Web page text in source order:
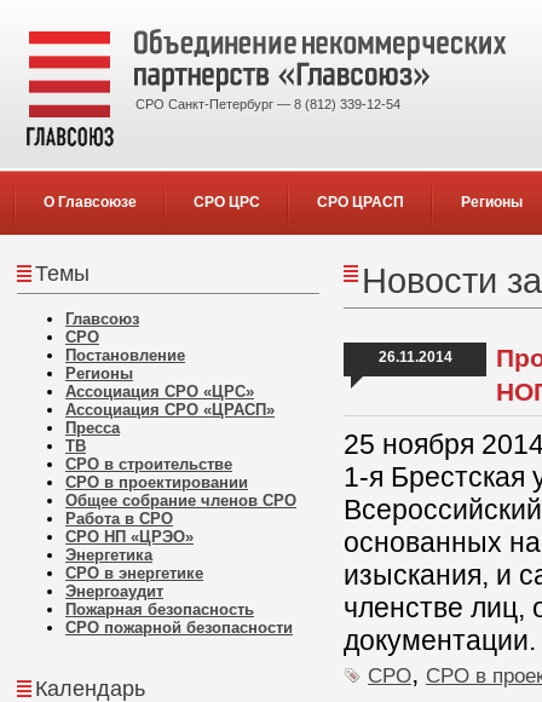
СРО Санкт-Петербург — 8 (812) 339-12-54
О Главсоюзе СРО ЦРС СРО ЦРАСП Регионы
Темы
Главсоюз
СРО
Постановление
Регионы
Ассоциация СРО «ЦРС»
Ассоциация СРО «ЦРАСП»
Пресса
ТВ
СРО в строительстве
СРО в проектировании
Общее собрание членов СРО
Работа в СРО
СРО НП «ЦРЭО»
Энергетика
СРО в энергетике
Энергоаудит
Пожарная безопасность
СРО пожарной безопасности
Календарь
Новости
26.11.2014
25 ноября
1-я Брестская
основанных
изыскания, и
членстве лиц,
документации.
СРО, СРО в